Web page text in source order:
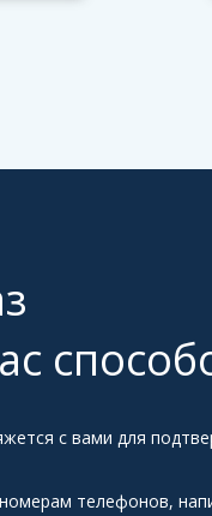
с вами для
телефонов,